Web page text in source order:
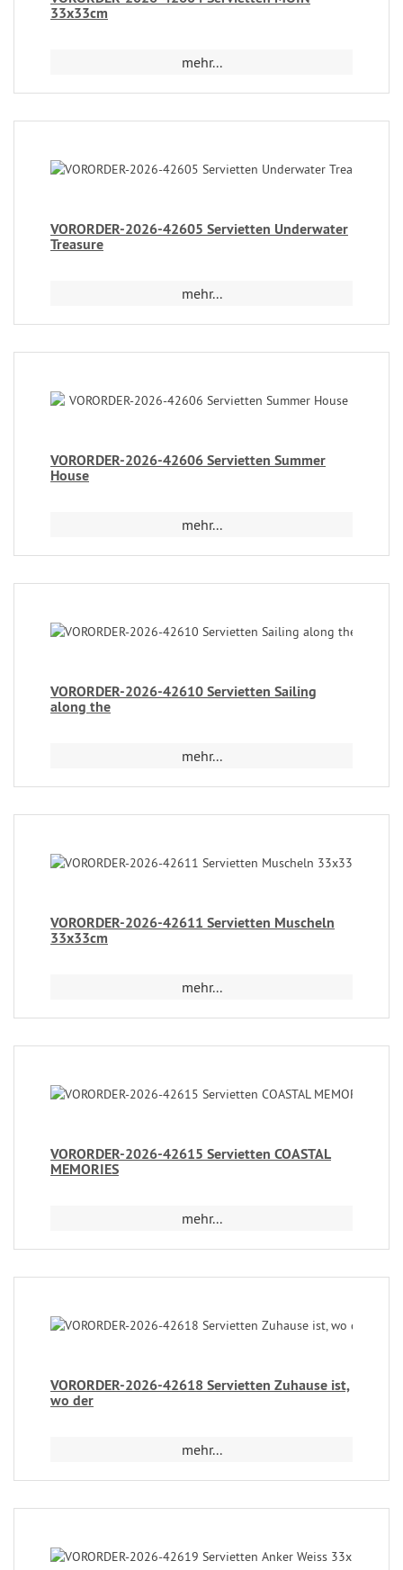
33x33cm
mehr...
VORORDER-2026-42605 Servietten Underwater
Treasure
mehr...
VORORDER-2026-42606 Servietten Summer
House
mehr...
VORORDER-2026-42610 Servietten Sailing
along the
mehr...
VORORDER-2026-42611 Servietten Muscheln
33x33cm
mehr...
VORORDER-2026-42615 Servietten COASTAL
MEMORIES
mehr...
VORORDER-2026-42618 Servietten Zuhause ist,
wo der
mehr...